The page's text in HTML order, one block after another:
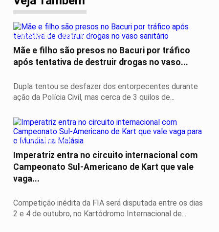
PRESOS EM FLAGRANTE
Mãe e filho são presos no Bacuri por tráfico
após tentativa de destruir drogas no vaso...
Dupla tentou se desfazer dos entorpecentes durante
ação da Polícia Civil, mas cerca de 3 quilos de...
AUTOMOBILISMO
Imperatriz entra no circuito internacional com
Campeonato Sul-Americano de Kart que vale
vaga...
Competição inédita da FIA será disputada entre os dias
2 e 4 de outubro, no Kartódromo Internacional de...